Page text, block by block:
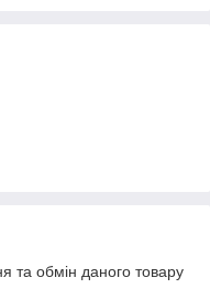
та обмін даного товару